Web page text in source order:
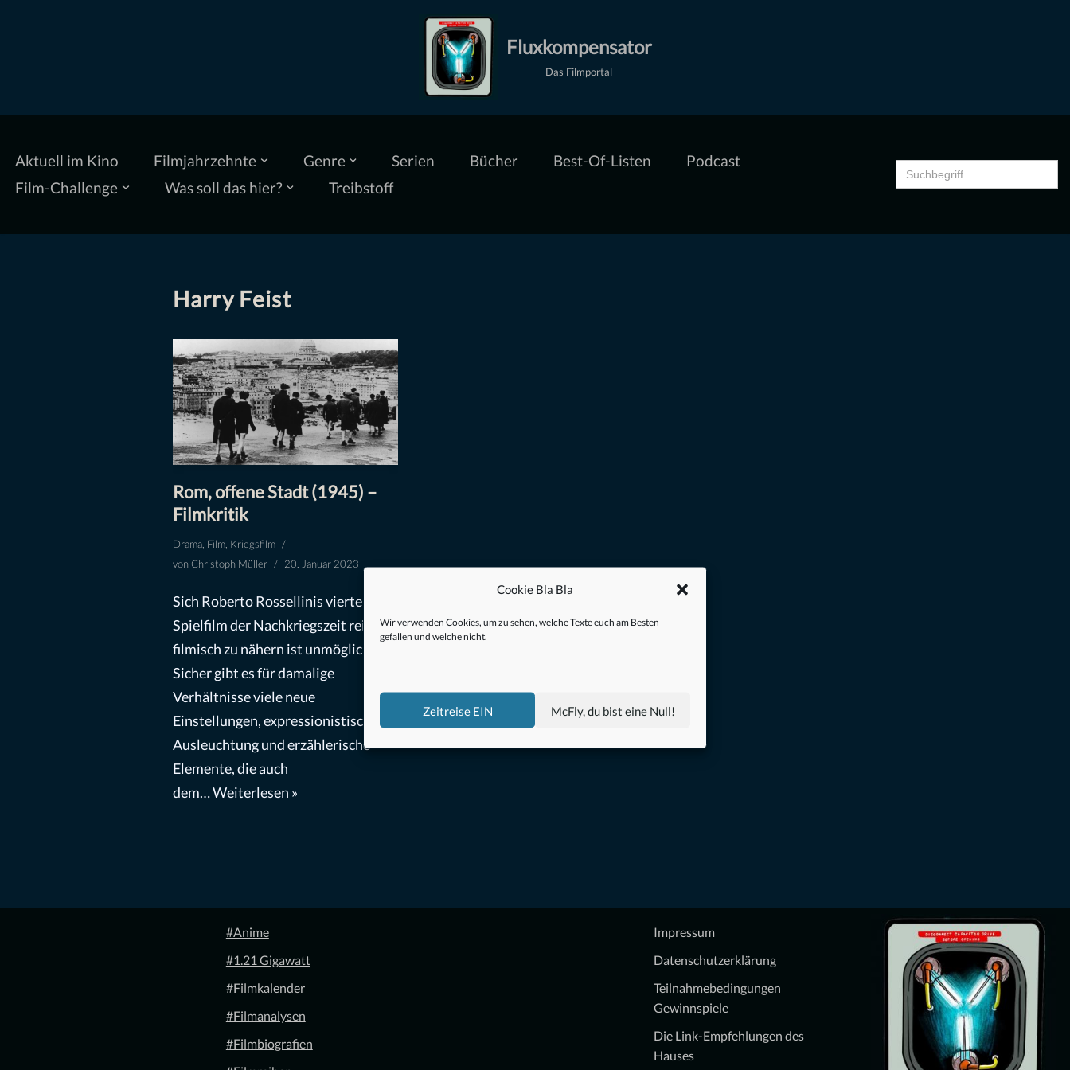
Cookie Bla Bla
Wir verwenden Cookies, um zu sehen, welche Texte euch am Besten
gefallen und welche nicht.
Zeitreise EIN McFly, du bist eine Null!
Fluxkompensator
Das Filmportal
Aktuell im Kino Filmjahrzehnte Genre Serien Bücher Best-Of-Listen
Podcast
Film-Challenge
Was soll das hier? Treibstoff
Search
for:
Harry Feist
Rom, offene Stadt (1945) –
Filmkritik
Drama, Film, Kriegsfilm
vonChristoph Müller 20. Januar 2023
Sich Roberto Rossellinis viertem
Spielfilm der Nachkriegszeit rein
filmisch zu nähern ist unmöglich.
Sicher gibt es für damalige
Verhältnisse viele neue
Einstellungen, expressionistische
Ausleuchtung und erzählerische
Elemente, die auch
dem…Weiterlesen »
#Anime
#1.21 Gigawatt
#Filmkalender
#Filmanalysen
#Filmbiografien
Impressum
Datenschutzerklärung
Teilnahmebedingungen
Gewinnspiele
Die Link-Empfehlungen des
Hauses